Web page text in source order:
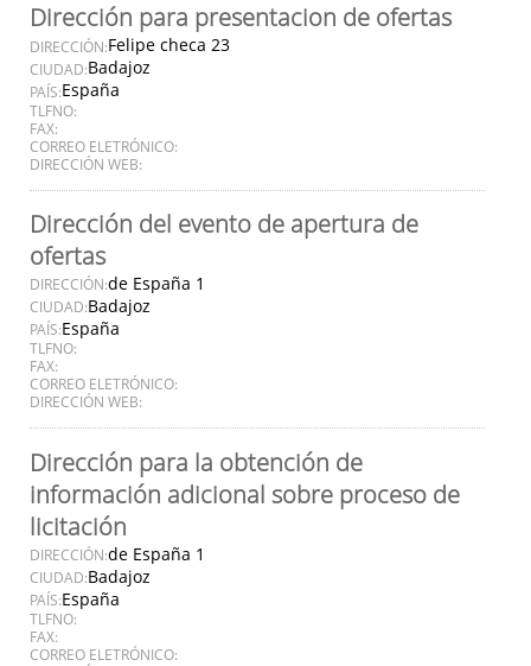
Dirección para presentacion de ofertas
DIRECCIÓN:Felipe checa 23
CIUDAD:Badajoz
PAÍS:España
TLFNO:
FAX:
CORREO ELETRÓNICO:
DIRECCIÓN WEB:
Dirección del evento de apertura de
ofertas
DIRECCIÓN:de España 1
CIUDAD:Badajoz
PAÍS:España
TLFNO:
FAX:
CORREO ELETRÓNICO:
DIRECCIÓN WEB:
Dirección para la obtención de
información adicional sobre proceso de
licitación
DIRECCIÓN:de España 1
CIUDAD:Badajoz
PAÍS:España
TLFNO:
FAX:
CORREO ELETRÓNICO: